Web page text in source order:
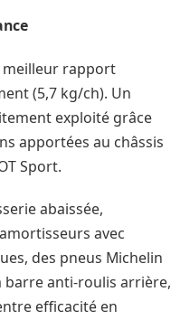
meilleur rapport
(5,7 kg/ch). Un
exploité grâce
apportées au châssis
Sport.
abaissée,
avec
des pneus Michelin
barre anti-roulis arrière,
efficacité en